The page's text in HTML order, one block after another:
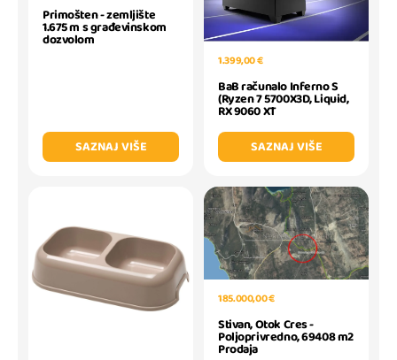
Primošten - zemljište
1.675 m s građevinskom
dozvolom
SAZNAJ VIŠE
1.399,00 €
BaB računalo Inferno S
(Ryzen 7 5700X3D, Liquid,
RX 9060 XT
SAZNAJ VIŠE
185.000,00 €
Stivan, Otok Cres -
Poljoprivredno, 69408 m2
Prodaja